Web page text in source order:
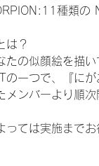
種類の
は？
たの似顔絵を描
の一つで、『に
メンバーより順
ては実施までお